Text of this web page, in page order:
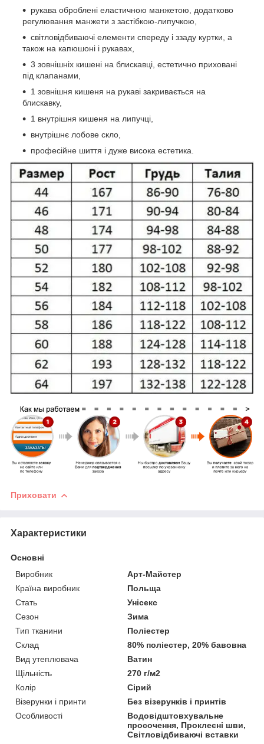
рукава оброблені еластичною манжетою, додатково
регулювання манжети з застібкою-липучкою,
світловідбиваючі елементи спереду і ззаду куртки, а
також на капюшоні і рукавах,
3 зовнішніх кишені на блискавці, естетично приховані
під клапанами,
1 зовнішня кишеня на рукаві закривається на
блискавку,
1 внутрішня кишеня на липучці,
внутрішнє лобове скло,
професійне шиття і дуже висока естетика.
Приховати
Характеристики
Основні
Виробник
Арт-Майстер
Країна виробник
Польща
Стать
Унісекс
Сезон
Зима
Тип тканини
Поліестер
Склад
80% поліестер, 20% бавовна
Вид утеплювача
Ватин
Щільність
270 г/м2
Колір
Сірий
Візерунки і принти
Без візерунків і принтів
Особливості
Водовідштовхувальне
просочення, Проклеєні шви,
Світловідбиваючі вставки